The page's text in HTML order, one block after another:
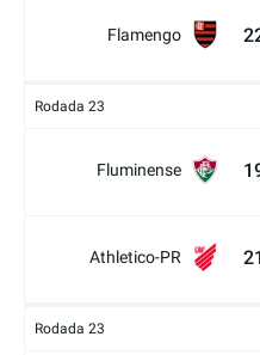
Flamengo
Rodada 23
Fluminense
Athletico-PR
Rodada 23